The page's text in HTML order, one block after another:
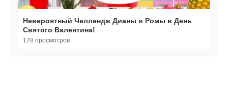
Невероятный Челлендж Дианы и Ромы в День
Святого Валентина!
178 просмотров